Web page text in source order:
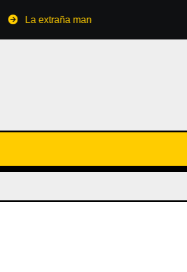
La extraña manera de convertirse en familia